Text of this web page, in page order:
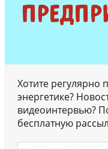
Хотите регулярно
энергетике?
видеоинтервью?
бесплатную